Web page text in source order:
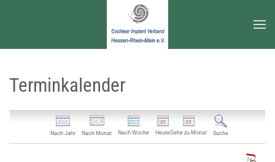
Zum Hauptinhalt springen
Terminkalender
Nach Jahr Nach Monat Nach Woche HeuteGehe zu Monat Suche